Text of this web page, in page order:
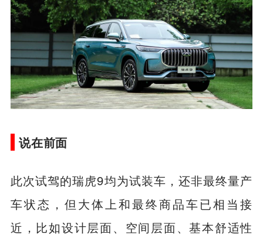
说在前面
此次试驾的瑞虎9均为试装车，还非最终量产
车状态，但大体上和最终商品车已相当接
近，比如设计层面、空间层面、基本舒适性